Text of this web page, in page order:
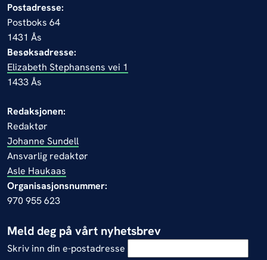
Postadresse:
Postboks 64
1431 Ås
Besøksadresse:
Elizabeth Stephansens vei 1
1433 Ås
Redaksjonen:
Redaktør
Johanne Sundell
Ansvarlig redaktør
Asle Haukaas
Organisasjonsnummer:
970 955 623
Meld deg på vårt nyhetsbrev
Skriv inn din e-postadresse